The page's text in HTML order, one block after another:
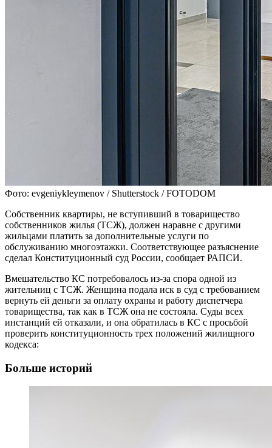
Фото: evgeniykleymenov / Shutterstock / FOTODOM
Собственник квартиры, не вступивший в товарищество
собственников жилья (ТСЖ), должен наравне с другими
жильцами платить за дополнительные услуги по
обслуживанию многоэтажки. Соответствующее разъяснение
сделал Конституционный суд России, сообщает РАПСИ.
Вмешательство КС потребовалось из-за спора одной из
жительниц с ТСЖ. Женщина подала иск в суд с требованием
вернуть ей деньги за оплату охраны и работу диспетчера
товарищества, так как в ТСЖ она не состояла. Суды всех
инстанций ей отказали, и она обратилась в КС с просьбой
проверить конституционность трех положений жилищного
кодекса:
Больше историй